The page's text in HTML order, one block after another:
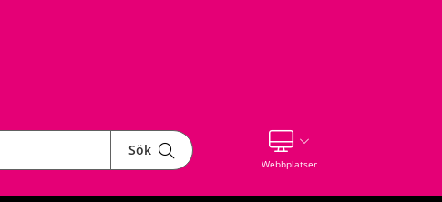
Sök
WebbplatserVisa våra andra webbplatser